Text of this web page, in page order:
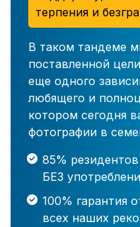
терпения и
В таком тандеме
поставленной
еще одного
любящего и
котором сегодня
фотографии в
85%
БЕЗ
100% гарантия
всех наших